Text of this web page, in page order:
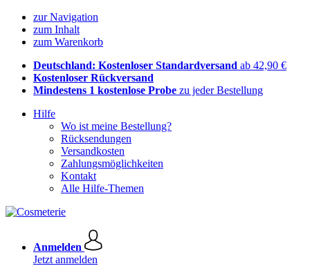
zur Navigation
zum Inhalt
zum Warenkorb
Deutschland: Kostenloser Standardversand ab 42,90 €
Kostenloser Rückversand
Mindestens 1 kostenlose Probe zu jeder Bestellung
Hilfe
Wo ist meine Bestellung?
Rücksendungen
Versandkosten
Zahlungsmöglichkeiten
Kontakt
Alle Hilfe-Themen
Anmelden
Jetzt anmelden